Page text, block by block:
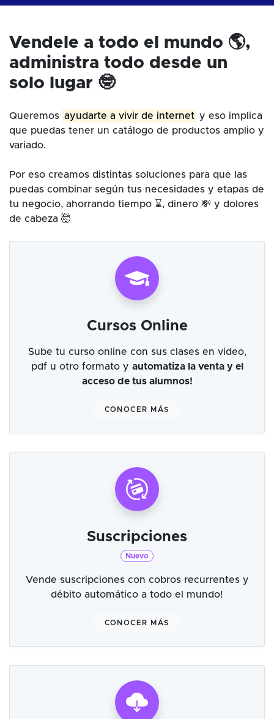
Vendele a todo el mundo 🌎,
administra todo desde un
solo lugar 🤓
Queremos ayudarte a vivir de internet y eso implica
que puedas tener un catálogo de productos amplio y
variado.
Por eso creamos distintas soluciones para que las
puedas combinar según tus necesidades y etapas de
tu negocio, ahorrando tiempo ⌛, dinero 💸 y dolores
de cabeza 🤯
Cursos Online
Sube tu curso online con sus clases en video,
pdf u otro formato y automatiza la venta y el
acceso de tus alumnos!
CONOCER MÁS
Suscripciones
Nuevo
Vende suscripciones con cobros recurrentes y
débito automático a todo el mundo!
CONOCER MÁS